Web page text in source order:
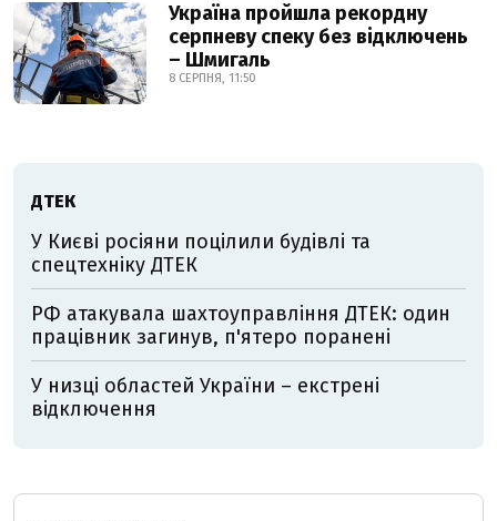
Україна пройшла рекордну
серпневу спеку без відключень
– Шмигаль
8 СЕРПНЯ, 11:50
ДТЕК
У Києві росіяни поцілили будівлі та
спецтехніку ДТЕК
РФ атакувала шахтоуправління ДТЕК: один
працівник загинув, п'ятеро поранені
У низці областей України – екстрені
відключення